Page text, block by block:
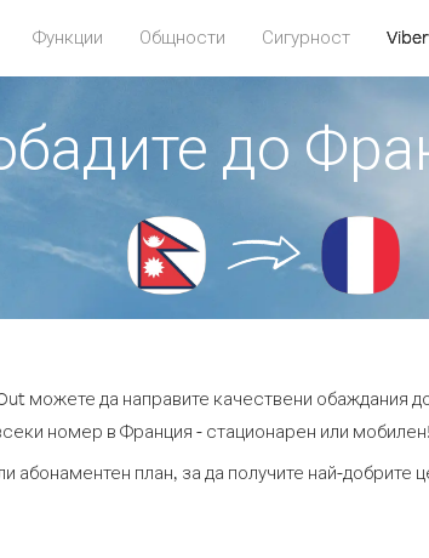
Функции Общности Сигурност
до
можете да направите качествени обаждания
номер в Франция - стационарен или
абонаментен план, за да получите най-